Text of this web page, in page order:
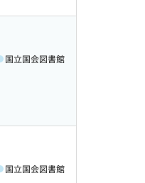
国立国会図書館
国立国会図書館